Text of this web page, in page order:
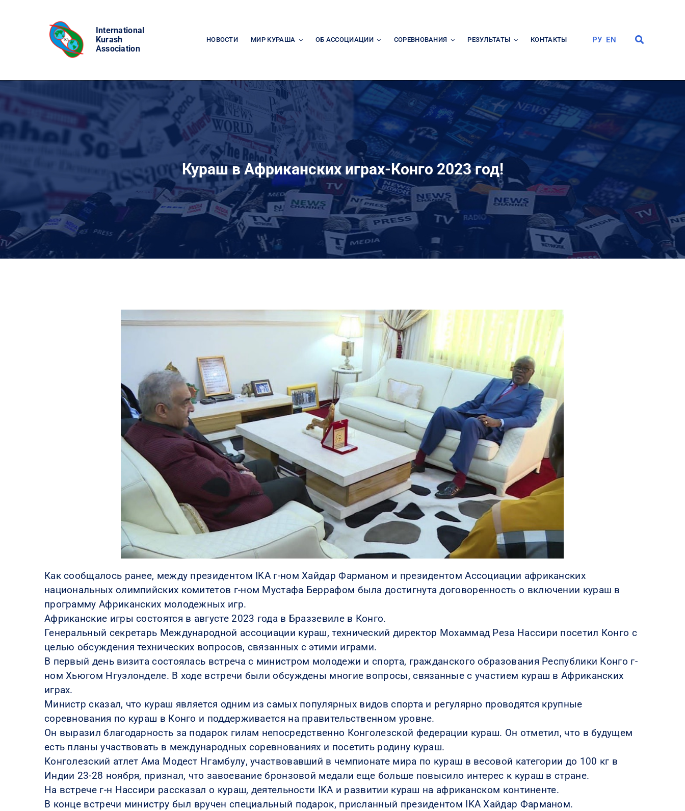
International
Kurash
Association
НОВОСТИ МИР КУРАША ОБ АССОЦИАЦИИ СОРЕВНОВАНИЯ РЕЗУЛЬТАТЫ КОНТАКТЫ РУ EN
Кураш в Африканских играх-Конго 2023 год!
Как сообщалось ранее, между президентом IKA г-ном Хайдар Фарманом и президентом Ассоциации африканских
национальных олимпийских комитетов г-ном Мустафа Беррафом была достигнута договоренность о включении кураш в
программу Африканских молодежных игр.
Африканские игры состоятся в августе 2023 года в Браззевиле в Конго.
Генеральный секретарь Международной ассоциации кураш, технический директор Мохаммад Реза Нассири посетил Конго с
целью обсуждения технических вопросов, связанных с этими играми.
В первый день визита состоялась встреча с министром молодежи и спорта, гражданского образования Республики Конго г-
ном Хьюгом Нгуэлонделе. В ходе встречи были обсуждены многие вопросы, связанные с участием кураш в Африканских
играх.
Министр сказал, что кураш является одним из самых популярных видов спорта и регулярно проводятся крупные
соревнования по кураш в Конго и поддерживается на правительственном уровне.
Он выразил благодарность за подарок гилам непосредственно Конголезской федерации кураш. Он отметил, что в будущем
есть планы участвовать в международных соревнованиях и посетить родину кураш.
Конголезский атлет Ама Модест Нгамбулу, участвовавший в чемпионате мира по кураш в весовой категории до 100 кг в
Индии 23-28 ноября, признал, что завоевание бронзовой медали еще больше повысило интерес к кураш в стране.
На встрече г-н Нассири рассказал о кураш, деятельности IKA и развитии кураш на африканском континенте.
В конце встречи министру был вручен специальный подарок, присланный президентом IKA Хайдар Фарманом.